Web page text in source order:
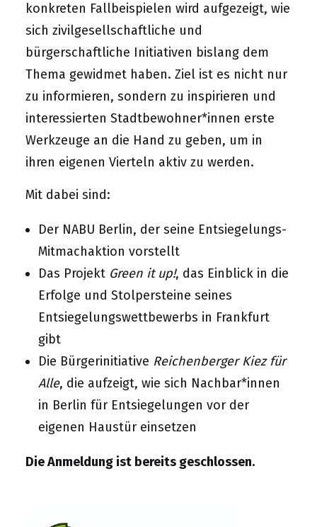
konkreten Fallbeispielen wird aufgezeigt, wie
sich zivilgesellschaftliche und
bürgerschaftliche Initiativen bislang dem
Thema gewidmet haben. Ziel ist es nicht nur
zu informieren, sondern zu inspirieren und
interessierten Stadtbewohner*innen erste
Werkzeuge an die Hand zu geben, um in
ihren eigenen Vierteln aktiv zu werden.
Mit dabei sind:
Der NABU Berlin, der seine Entsiegelungs-
Mitmachaktion vorstellt
Das Projekt Green it up!, das Einblick in die
Erfolge und Stolpersteine seines
Entsiegelungswettbewerbs in Frankfurt
gibt
Die Bürgerinitiative Reichenberger Kiez für
Alle, die aufzeigt, wie sich Nachbar*innen
in Berlin für Entsiegelungen vor der
eigenen Haustür einsetzen
Die Anmeldung ist bereits geschlossen.